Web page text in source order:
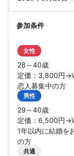
参加条件
女性
28～40歳
定価：3,800円
恋人募集中の方
男性
29～40歳
定価：6,500円
1年以内に結婚を
の方
共通